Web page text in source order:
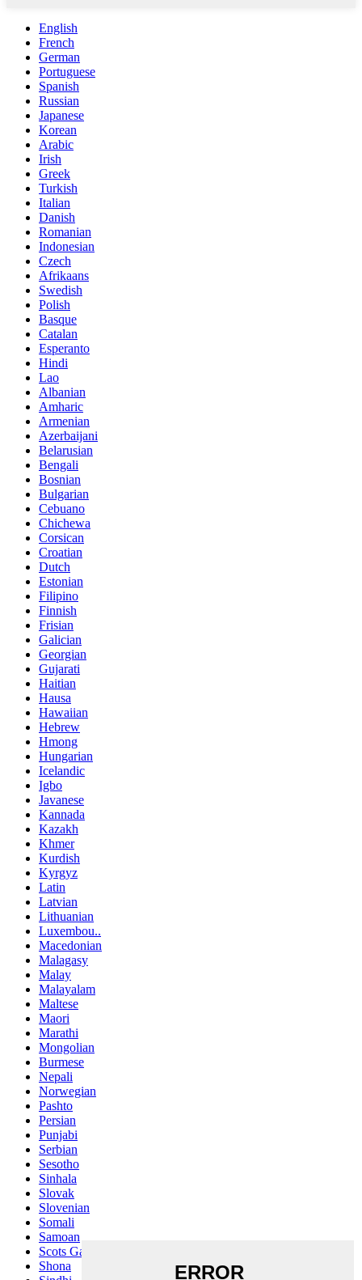
English
French
German
Portuguese
Spanish
Russian
Japanese
Korean
Arabic
Irish
Greek
Turkish
Italian
Danish
Romanian
Indonesian
Czech
Afrikaans
Swedish
Polish
Basque
Catalan
Esperanto
Hindi
Lao
Albanian
Amharic
Armenian
Azerbaijani
Belarusian
Bengali
Bosnian
Bulgarian
Cebuano
Chichewa
Corsican
Croatian
Dutch
Estonian
Filipino
Finnish
Frisian
Galician
Georgian
Gujarati
Haitian
Hausa
Hawaiian
Hebrew
Hmong
Hungarian
Icelandic
Igbo
Javanese
Kannada
Kazakh
Khmer
Kurdish
Kyrgyz
Latin
Latvian
Lithuanian
Luxembou..
Macedonian
Malagasy
Malay
Malayalam
Maltese
Maori
Marathi
Mongolian
Burmese
Nepali
Norwegian
Pashto
Persian
Punjabi
Serbian
Sesotho
Sinhala
Slovak
Slovenian
Somali
Samoan
Scots Gaelic
Shona